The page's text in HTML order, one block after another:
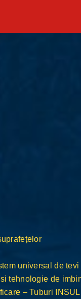
universal de tevi
tehnologie de
– Tuburi